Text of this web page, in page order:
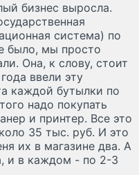
бизнес выросла.
система) по
было, мы просто
Она, к слову, стоит
ввели эту
каждой бутылки по
надо покупать
и принтер. Все это
35 тыс. руб. И это
их в магазине два. А
и в каждом - по 2-3